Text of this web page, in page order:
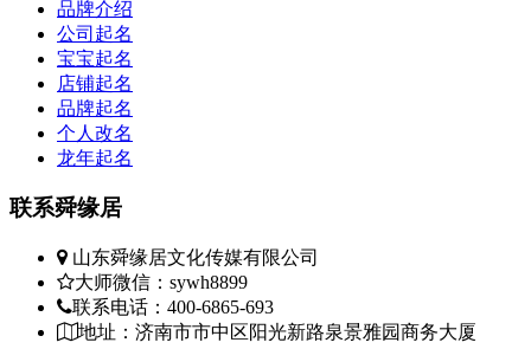
品牌介绍
公司起名
宝宝起名
店铺起名
品牌起名
个人改名
龙年起名
联系舜缘居
山东舜缘居文化传媒有限公司
大师微信：sywh8899
联系电话：400-6865-693
地址：济南市市中区阳光新路泉景雅园商务大厦